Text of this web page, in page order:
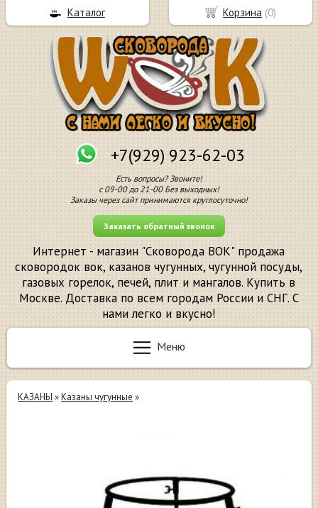
+7(929) 923-62-03
Есть вопросы? Звоните!
с 09-00 до 21-00 Без выходных!
Заказы через сайт принимаются круглосуточно!
Заказать обратный звонок
Интернет - магазин "Сковорода ВОК" продажа
сковородок вок, казанов чугунных, чугунной посуды,
газовых горелок, печей, плит и мангалов. Купить в
Москве. Доставка по всем городам России и СНГ. С
нами легко и вкусно!
Меню
КАЗАНЫ »Казаны чугунные »
Корзина (0)
Каталог